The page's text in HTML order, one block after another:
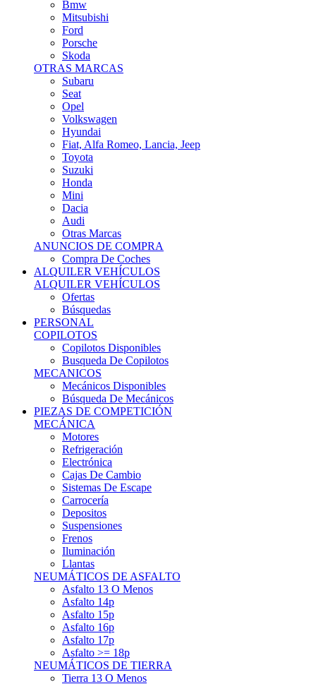
Bmw
Mitsubishi
Ford
Porsche
Skoda
OTRAS MARCAS
Subaru
Seat
Opel
Volkswagen
Hyundai
Fiat, Alfa Romeo, Lancia, Jeep
Toyota
Suzuki
Honda
Mini
Dacia
Audi
Otras Marcas
ANUNCIOS DE COMPRA
Compra De Coches
ALQUILER VEHÍCULOS
ALQUILER VEHÍCULOS
Ofertas
Búsquedas
PERSONAL
COPILOTOS
Copilotos Disponibles
Busqueda De Copilotos
MECANICOS
Mecánicos Disponibles
Búsqueda De Mecánicos
PIEZAS DE COMPETICIÓN
MECÁNICA
Motores
Refrigeración
Electrónica
Cajas De Cambio
Sistemas De Escape
Carrocería
Depositos
Suspensiones
Frenos
Iluminación
Llantas
NEUMÁTICOS DE ASFALTO
Asfalto 13 O Menos
Asfalto 14p
Asfalto 15p
Asfalto 16p
Asfalto 17p
Asfalto >= 18p
NEUMÁTICOS DE TIERRA
Tierra 13 O Menos